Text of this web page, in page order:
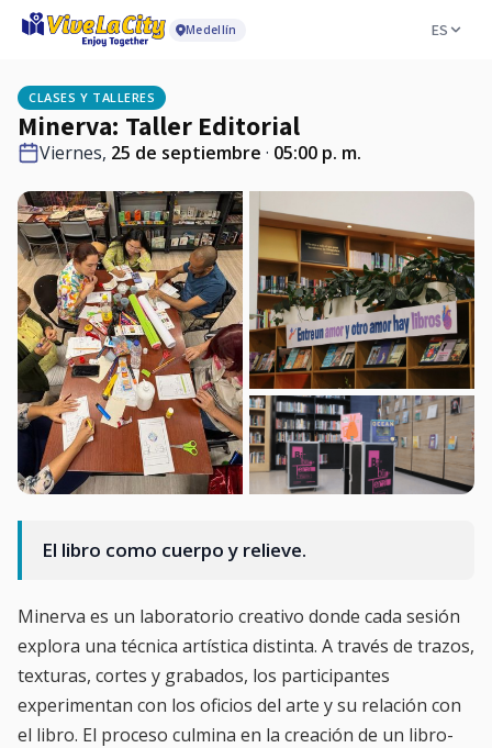
Medellín ES
CLASES Y TALLERES
Minerva: Taller Editorial
Viernes, 25 de septiembre · 05:00 p. m.
El libro como cuerpo y relieve.
Minerva es un laboratorio creativo donde cada sesión
explora una técnica artística distinta. A través de trazos,
texturas, cortes y grabados, los participantes
experimentan con los oficios del arte y su relación con
el libro. El proceso culmina en la creación de un libro-